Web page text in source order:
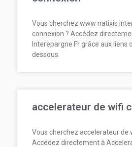
Vous cherchez www natixis
connexion ? Accédez
Interepargne Fr grâce aux liens
dessous.
accelerateur de wifi
Vous cherchez accelerateur de
Accédez directement à